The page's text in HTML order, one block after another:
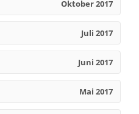
Oktober 2017
Juli 2017
Juni 2017
Mai 2017